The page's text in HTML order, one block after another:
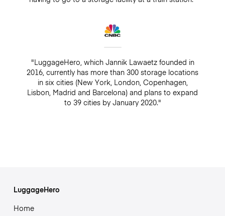
"LuggageHero, which Jannik Lawaetz founded in
2016, currently has more than 300 storage locations
in six cities (New York, London, Copenhagen,
Lisbon, Madrid and Barcelona) and plans to expand
to 39 cities by January 2020."
LuggageHero
Home